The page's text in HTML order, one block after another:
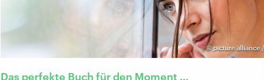
©picture alliance
Das perfekte Buch für den Moment ...